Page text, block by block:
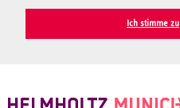
Ich stimme zu